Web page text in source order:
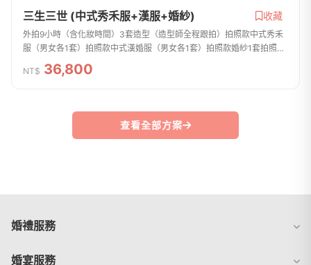
三生三世 (中式秀禾服+漢服+婚紗) 收藏
外拍9小時（含化妝時間）3套造型（造型師全程跟拍）拍照款中式秀禾
服（男女各1套）拍照款中式漢婚服（男女各1套）拍照款婚紗1套拍照款
男生西服1套30組精修JPG電子檔拍攝檔由攝影師親自調色全檔贈送
21x21蝴蝶故事書 1...
NT$ 36,800
查看全部方案
婚禮服務
婚宴服務